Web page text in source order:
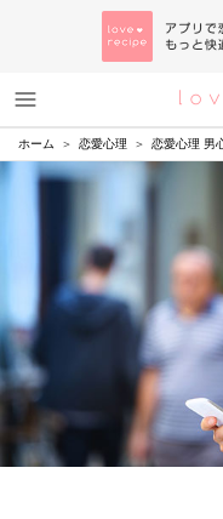
ホーム 恋愛心理 恋愛心理 男